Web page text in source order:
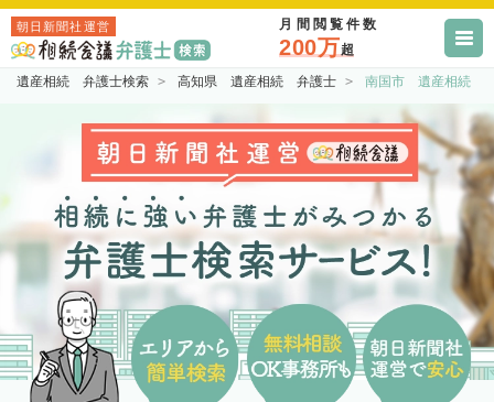
朝日新聞社運営 月間閲覧件数
200万超
遺産相続 弁護士検索 高知県 遺産相続 弁護士 南国市 遺産相続